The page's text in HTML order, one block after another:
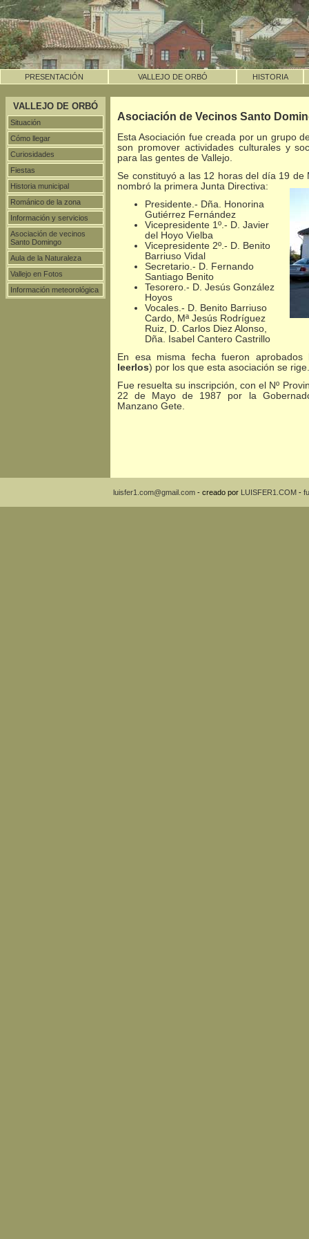
PRESENTACIÓN VALLEJO DE ORBÓ HISTORIA
VALLEJO DE ORBÓ
Situación
Cómo llegar
Curiosidades
Fiestas
Historia municipal
Románico de la zona
Información y servicios
Asociación de vecinos
Santo Domingo
Aula de la Naturaleza
Vallejo en Fotos
Información meteorológica
Asociación de Vecinos Santo
Esta Asociación fue creada por un grupo
son promover actividades culturales y
para las gentes de Vallejo.
Se constituyó a las 12 horas del día 19
nombró la primera Junta Directiva:
Presidente.- Dña. Honorina
Gutiérrez Fernández
Vicepresidente 1º.- D. Javier
del Hoyo Vielba
Vicepresidente 2º.- D. Benito
Barriuso Vidal
Secretario.- D. Fernando
Santiago Benito
Tesorero.- D. Jesús González
Hoyos
Vocales.- D. Benito Barriuso
Cardo, Mª Jesús Rodríguez
Ruiz, D. Carlos Diez Alonso,
Dña. Isabel Cantero Castrillo
En esa misma fecha fueron aprobados
leerlos) por los que esta asociación se rige.
Fue resuelta su inscripción, con el Nº
22 de Mayo de 1987 por la
Manzano Gete.
luisfer1.com@gmail.com- creado por LUISFER1.COM-